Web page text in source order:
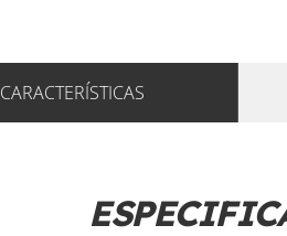
CARACTERÍSTICAS